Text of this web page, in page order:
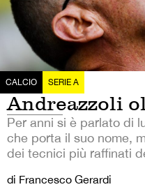
CALCIO SERIE A
Andreazzoli
Per anni si è parlato di
che porta il suo nome,
dei tecnici più raffinati
di Francesco Gerardi